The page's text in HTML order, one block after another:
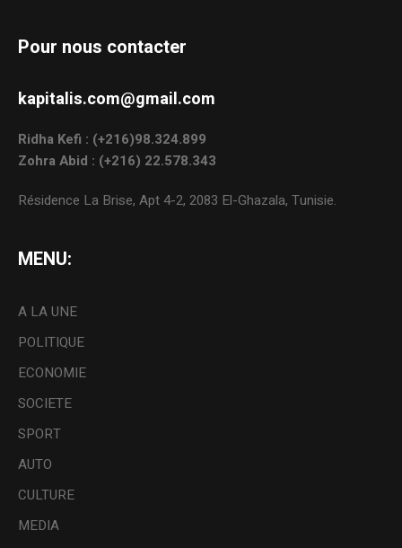
Pour nous contacter
kapitalis.com@gmail.com
Ridha Kefi : (+216)98.324.899
Zohra Abid : (+216) 22.578.343
Résidence La Brise, Apt 4-2, 2083 El-Ghazala, Tunisie.
MENU:
A LA UNE
POLITIQUE
ECONOMIE
SOCIETE
SPORT
AUTO
CULTURE
MEDIA